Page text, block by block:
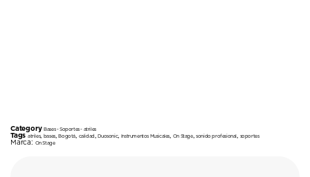
Category Bases - Soportes - atriles
Tags atriles, bases,Bogotá calidad ,Duosonic, Instrumentos Musicales On Stage,sonido profesional, soportes
Marca: On Stage